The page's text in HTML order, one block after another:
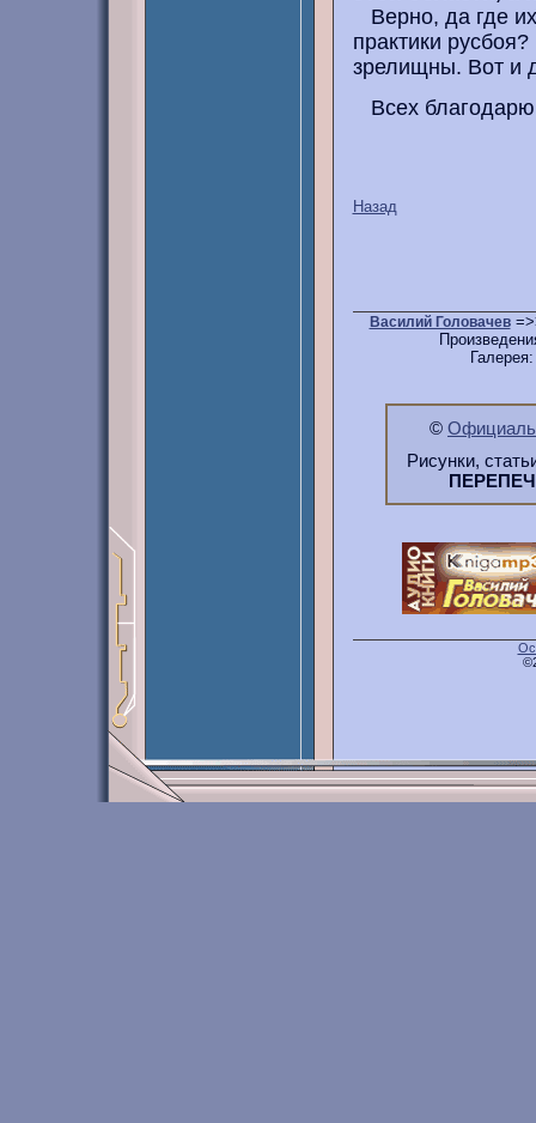
Верно, да где
практики
зрелищны. Вот и
Всех
Назад
Василий Головачев
©
Рисунки,